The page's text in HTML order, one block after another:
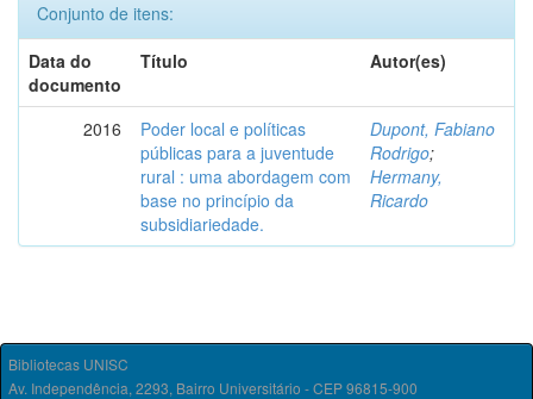
Conjunto de itens:
Data do
documento
Título Autor(es)
2016
Poder local e políticas
públicas para a juventude
rural : uma abordagem com
base no princípio da
subsidiariedade.
Dupont, Fabiano
Rodrigo;
Hermany,
Ricardo
Bibliotecas UNISC
Av. Independência, 2293, Bairro Universitário - CEP 96815-900